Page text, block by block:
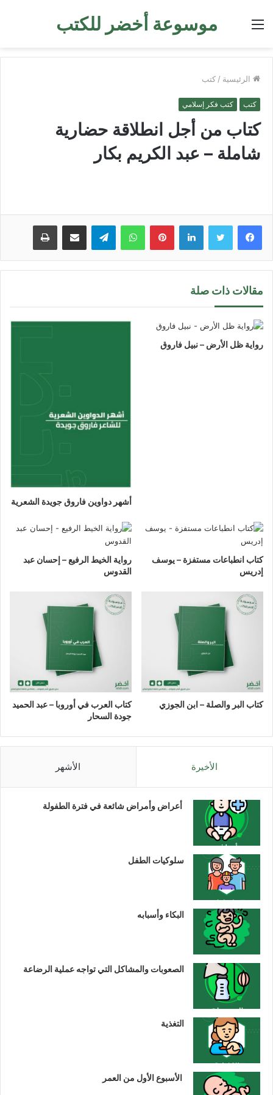
موسوعة أخضر للكتب القائمة
الرئيسية / كتب
كتب كتب فكر إسلامي
كتاب من أجل انطلاقة حضارية
شاملة – عبد الكريم بكار
لينكدإن بينتيريستواتساب تيلقرام مشاركة عبر البريد طباعة
مقالات ذات صلة
رواية ظل الأرض – نبيل فاروق
أشهر دواوين فاروق جويدة الشعرية
كتاب انطباعات مستفزة – يوسف
إدريس
رواية الخيط الرفيع – إحسان عبد
القدوس
كتاب البر والصلة – ابن الجوزي
كتاب العرب في أوروبا – عبد الحميد
جودة السحار
الأخيرة الأشهر
أعراض وأمراض شائعة في فترة الطفولة
سلوكيات الطفل
البكاء وأسبابه
الصعوبات والمشاكل التي تواجه عملية الرضاعة
التغذية
الأسبوع الأول من العمر